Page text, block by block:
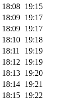
18:08 19:15
18:09 19:17
18:09 19:17
18:10 19:18
18:11
19:19
18:12
19:19
18:13 19:20
18:14 19:21
18:15 19:22